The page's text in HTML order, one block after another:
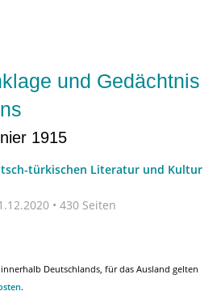
und Gedächtnis
1915
türkischen Literatur und Kultur
• 430 Seiten
Deutschlands, für das Ausland gelten
.